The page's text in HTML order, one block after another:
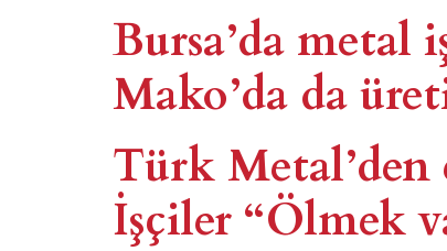
Bursa’da metal
Mako’da da
Türk Metal’den
İşçiler “Ölmek